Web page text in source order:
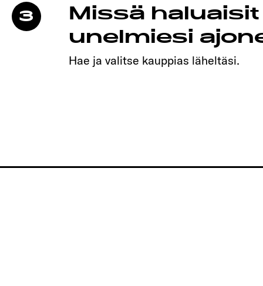
3
Missä
unelmiesi
Hae ja valitse kauppias läheltäsi.